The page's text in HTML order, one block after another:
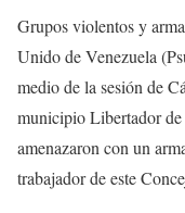
Grupos violentos y
Unido de Venezuela
medio de la sesión de
municipio Libertador de
amenazaron con un
trabajador de este